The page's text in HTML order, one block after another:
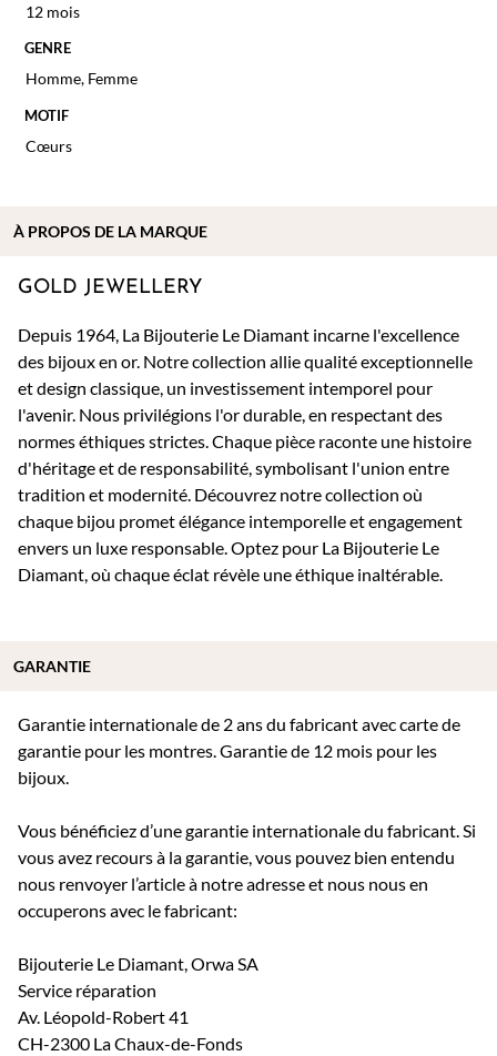
12 mois
GENRE
Homme, Femme
MOTIF
Cœurs
GOLD JEWELLERY
Depuis 1964, La Bijouterie Le Diamant incarne l'excellence
des bijoux en or. Notre collection allie qualité exceptionnelle
et design classique, un investissement intemporel pour
l'avenir. Nous privilégions l'or durable, en respectant des
normes éthiques strictes. Chaque pièce raconte une histoire
d'héritage et de responsabilité, symbolisant l'union entre
tradition et modernité. Découvrez notre collection où
chaque bijou promet élégance intemporelle et engagement
envers un luxe responsable. Optez pour La Bijouterie Le
Diamant, où chaque éclat révèle une éthique inaltérable.
Garantie internationale de 2 ans du fabricant avec carte de
garantie pour les montres. Garantie de 12 mois pour les
bijoux.
Vous bénéficiez d’une garantie internationale du fabricant. Si
vous avez recours à la garantie, vous pouvez bien entendu
nous renvoyer l’article à notre adresse et nous nous en
occuperons avec le fabricant:
Bijouterie Le Diamant, Orwa SA
Service réparation
Av. Léopold-Robert 41
CH-2300 La Chaux-de-Fonds
À PROPOS DE LA MARQUE
GARANTIE